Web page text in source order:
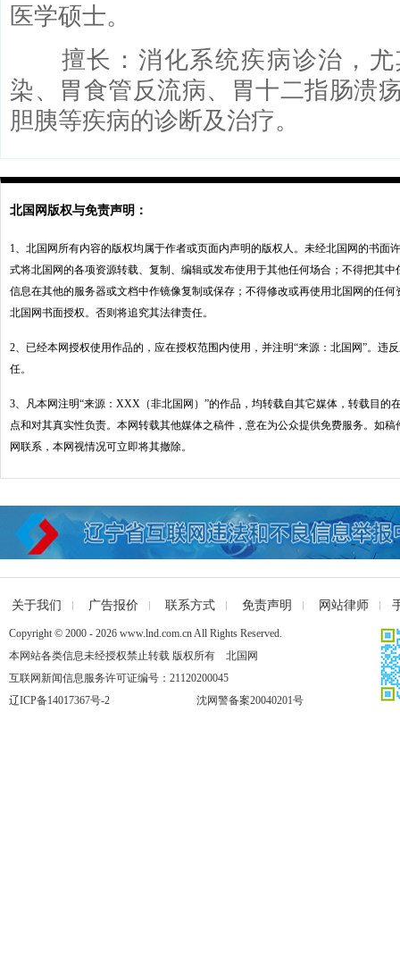
医学硕士。
擅长：消化系统疾病诊治，尤
染、胃食管反流病、胃十二指肠溃
胆胰等疾病的诊断及治疗。
北国网版权与免责声明：
1、北国网所有内容的版权均属于作者或页面内声明的版权人。未经北国网的书面
式将北国网的各项资源转载、复制、编辑或发布使用于其他任何场合；不得把其
信息在其他的服务器或文档中作镜像复制或保存；不得修改或再使用北国网的任
北国网书面授权。否则将追究其法律责任。
2、已经本网授权使用作品的，应在授权范围内使用，并注明“来源：北国网”。违
任。
3、凡本网注明“来源：XXX（非北国网）”的作品，均转载自其它媒体，转载目的
点和对其真实性负责。本网转载其他媒体之稿件，意在为公众提供免费服务。如
网联系，本网视情况可立即将其撤除。
关于我们 广告报价 联系方式 免责声明 网站律师
Copyright © 2000 - 2026 www.lnd.com.cn All Rights Reserved.
本网站各类信息未经授权禁止转载 版权所有 北国网
互联网新闻信息服务许可证编号：21120200045
辽ICP备14017367号-2
沈网警备案20040201号